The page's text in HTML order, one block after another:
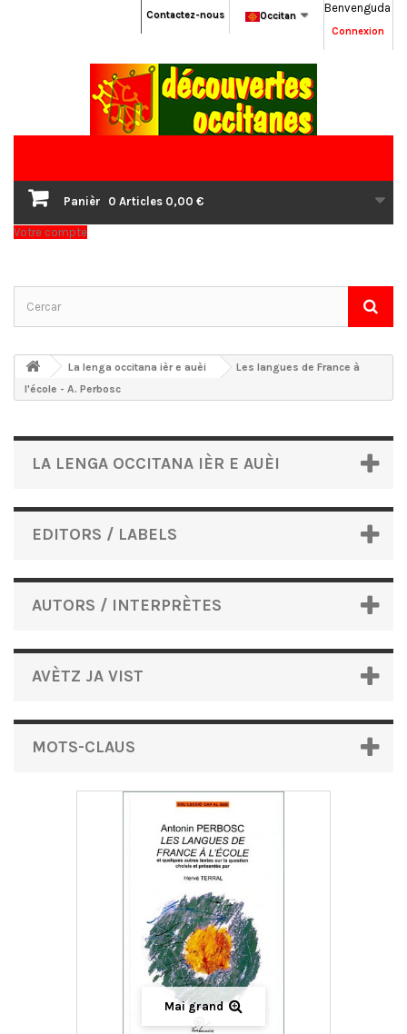
Benvenguda
Connexion
Occitan
Contactez-nous
Panièr 0 Articles 0,00 €
Votre compte
La lenga occitana ièr e auèi
Les langues de France à
l'école - A. Perbosc
LA LENGA OCCITANA IÈR E AUÈI
EDITORS / LABELS
AUTORS / INTERPRÈTES
AVÈTZ JA VIST
MOTS-CLAUS
Mai grand